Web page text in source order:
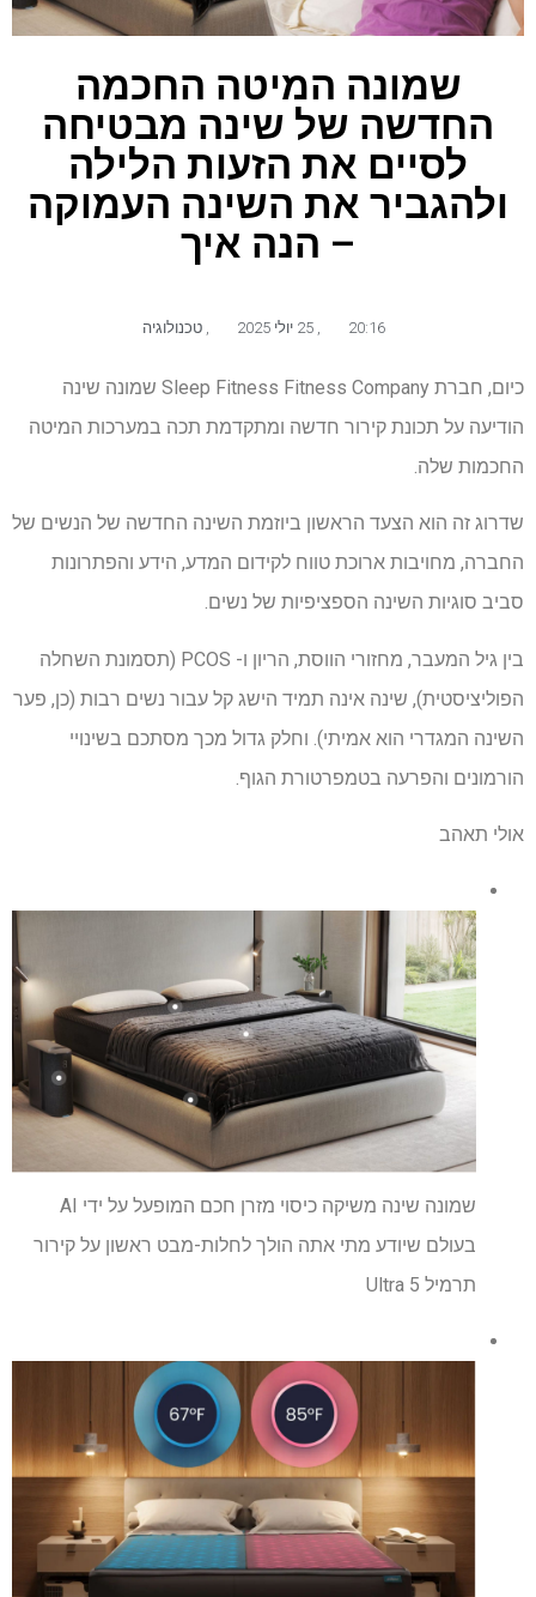
שמונה המיטה החכמה
החדשה של שינה מבטיחה
לסיים את הזעות הלילה
ולהגביר את השינה העמוקה
– הנה איך
20:16 25 יולי 2025 טכנולוגיה
כיום, חברת Sleep Fitness Fitness Company שמונה שינה
הודיעה על תכונת קירור חדשה ומתקדמת תכה במערכות המיטה
החכמות שלה.
שדרוג זה הוא הצעד הראשון ביוזמת השינה החדשה של הנשים של
החברה, מחויבות ארוכת טווח לקידום המדע, הידע והפתרונות
סביב סוגיות השינה הספציפיות של נשים.
בין גיל המעבר, מחזורי הווסת, הריון ו- PCOS (תסמונת השחלה
הפוליציסטית), שינה אינה תמיד הישג קל עבור נשים רבות (כן, פער
השינה המגדרי הוא אמיתי). וחלק גדול מכך מסתכם בשינויי
הורמונים והפרעה בטמפרטורת הגוף.
אולי תאהב
שמונה שינה משיקה כיסוי מזרן חכם המופעל על ידי AI
בעולם שיודע מתי אתה הולך לחלות-מבט ראשון על קירור
תרמיל 5 Ultra